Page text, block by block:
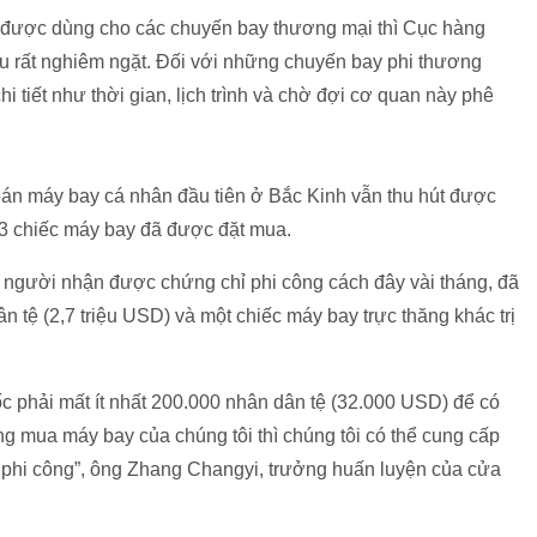
dùng cho các chuyến bay thương mại thì Cục hàng
rất nghiêm ngặt. Đối với những chuyến bay phi thương
tiết như thời gian, lịch trình và chờ đợi cơ quan này phê
máy bay cá nhân đầu tiên ở Bắc Kinh vẫn thu hút được
chiếc máy bay đã được đặt mua.
nhận được chứng chỉ phi công cách đây vài tháng, đã
tệ (2,7 triệu USD) và một chiếc máy bay trực thăng khác trị
phải mất ít nhất 200.000 nhân dân tệ (32.000 USD) để có
mua máy bay của chúng tôi thì chúng tôi có thể cung cấp
công”, ông Zhang Changyi, trưởng huấn luyện của cửa